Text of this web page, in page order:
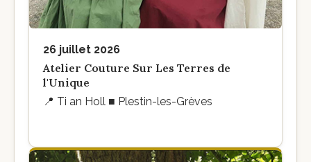
26 juillet 2026
Atelier Couture Sur Les Terres de
l'Unique
📍 Ti an Holl ■ Plestin-les-Grèves